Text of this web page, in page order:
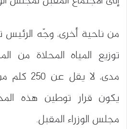
من ناحية أخرى، وجّه
توزيع المياه المحلاة من
مدى، لا
يكون قرار توطين هذه
مجلس الوزراء المقبل.